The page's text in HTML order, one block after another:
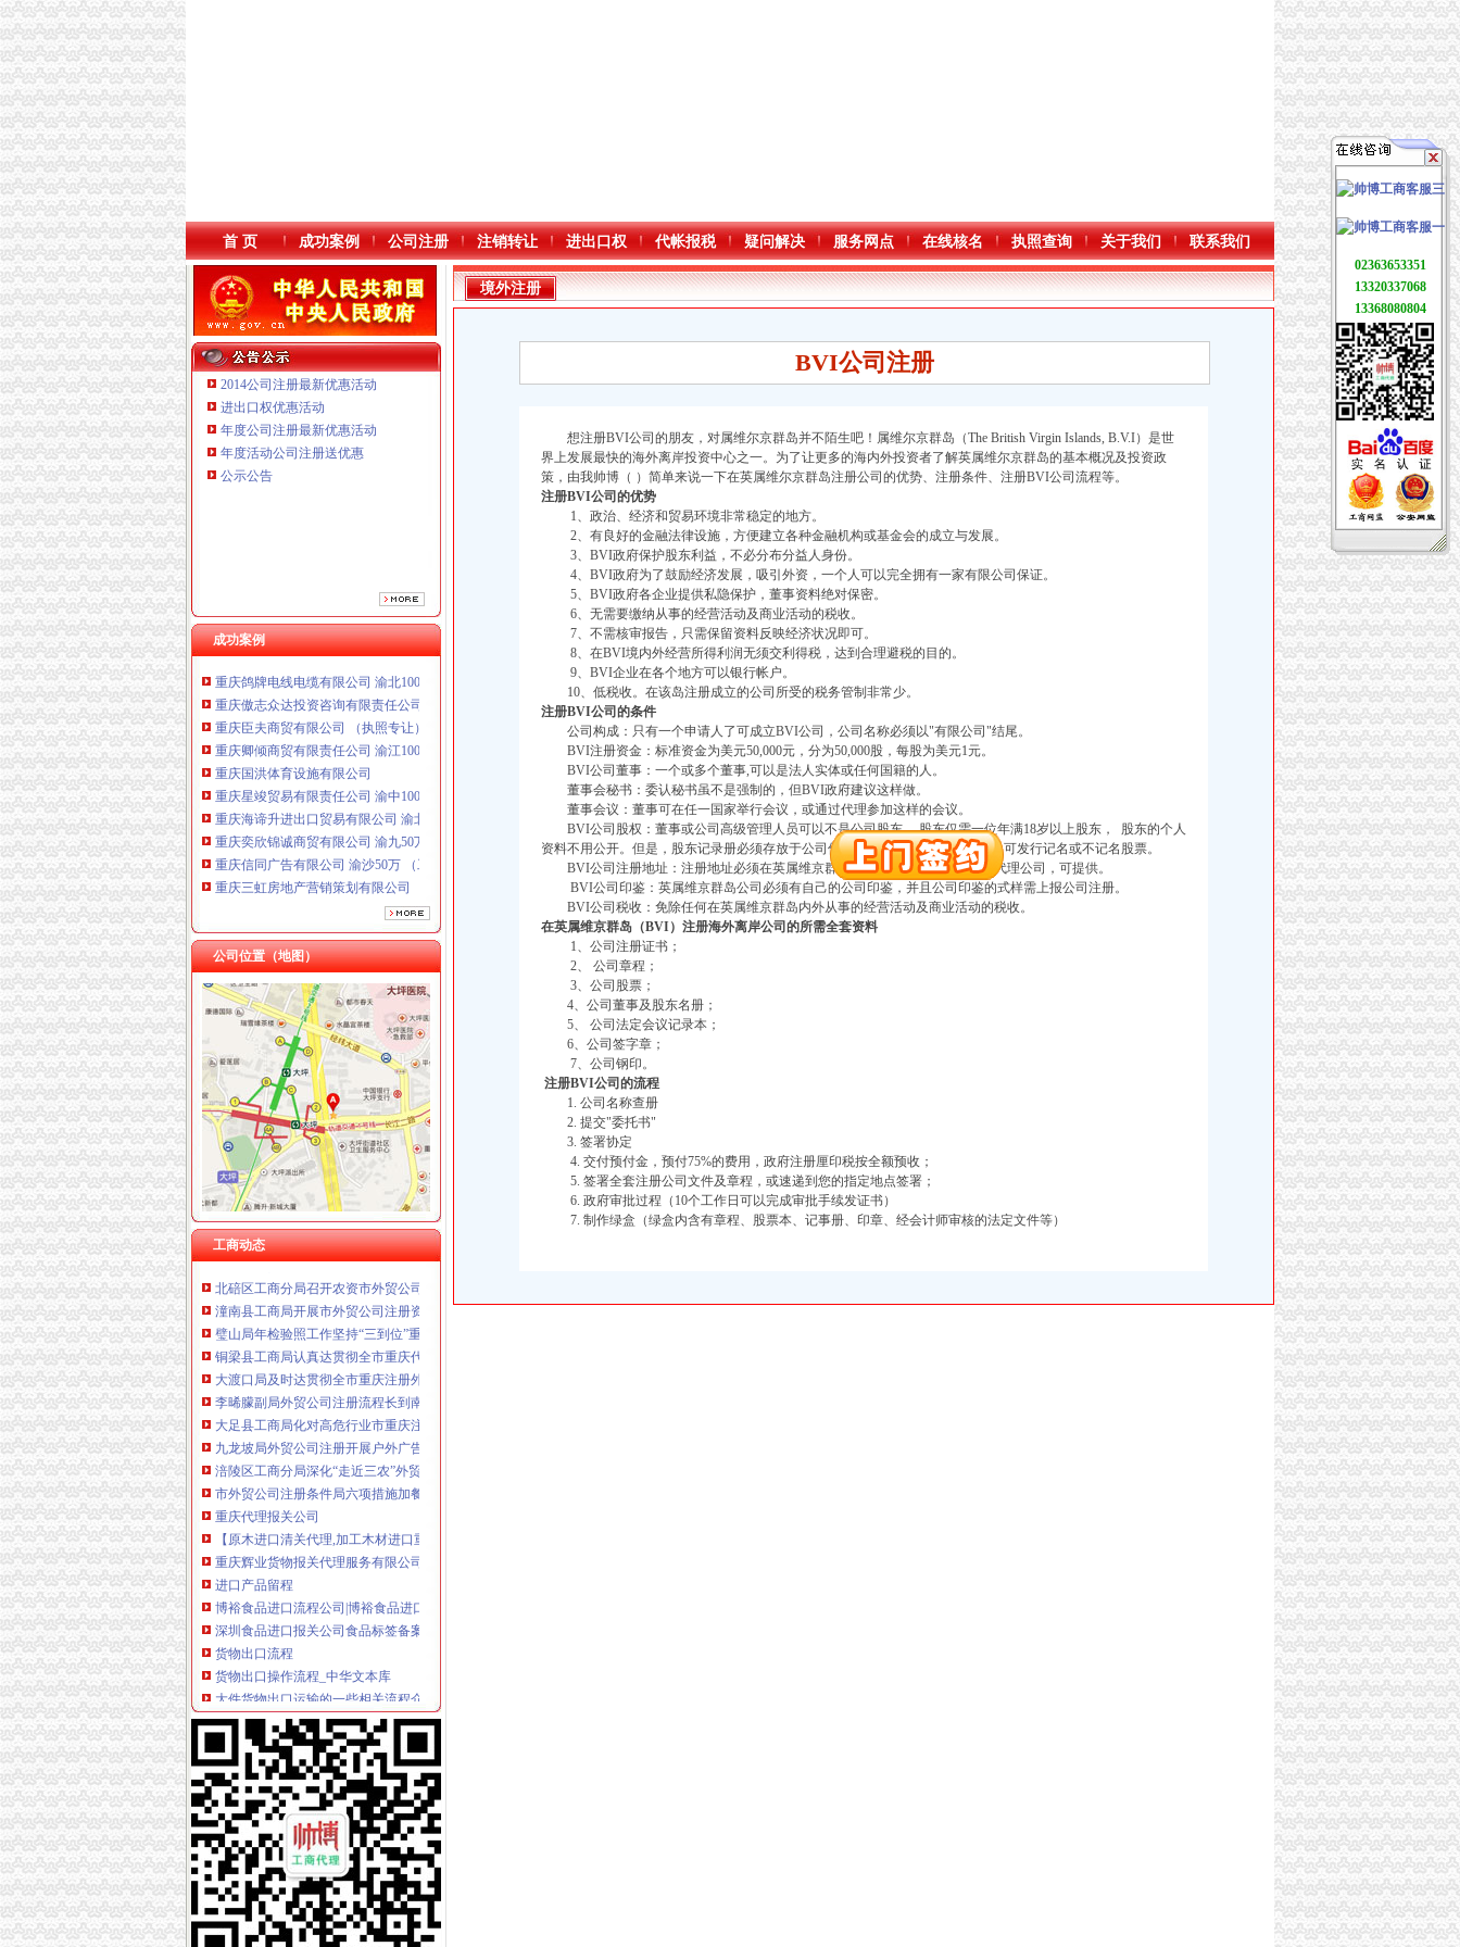
本站导航
首 页 成功案例 公司注册 注销转让 进出口权 代帐报税 疑问解决 服务网点 在线核名 执照查询 关于我们 联系我们
2014公司注册最新优惠活动
进出口权优惠活动
年度公司注册最新优惠活动
年度活动公司注册送优惠
公示公告
成功案例
重庆鸽牌电线电缆有限公司 渝北10010万 (进出口权)
重庆傲志众达投资咨询有限责任公司 渝九1000万 （增资）
重庆臣夫商贸有限公司 （执照专让）
重庆卿倾商贸有限责任公司 渝江100万 （工商注册）
重庆国洪体育设施有限公司
重庆星竣贸易有限责任公司 渝中100万 （进出口权）
重庆海谛升进出口贸易有限公司 渝北100万 （进出口权）
重庆奕欣锦诚商贸有限公司 渝九50万 （工商注册）
重庆信同广告有限公司 渝沙50万 （工商注册）
重庆三虹房地产营销策划有限公司
重庆宝鹰汽车销售有限公司
重庆鸽牌电线电缆有限公司 渝北10010万 (进出口权)
重庆傲志众达投资咨询有限责任公司 渝九1000万 （增资）
重庆臣夫商贸有限公司 （执照专让）
重庆国洪体育设施有限公司
重庆星竣贸易有限责任公司 渝中100万 （进出口权）
重庆海谛升进出口贸易有限公司 渝北100万 （进出口权）
重庆奕欣锦诚商贸有限公司 渝九50万 （工商注册）
重庆信同广告有限公司 渝沙50万 （工商注册）
重庆三虹房地产营销策划有限公司
重庆宝鹰汽车销售有限公司
公司位置（地图）
工商动态
工商动态
奉节局外贸公司注册采取三项措施加保密工作
组织人事处顺利完成1765名考生的外贸公司注册资金公务员报名工作
江津局外贸公司注册查封20吨不合格化肥
永川局“六提高”外贸公司注册资金推进和谐监管努力提高工商依法行政能力
江北局外贸公司注册流程积配合3.15成功开展现场直通车活动
市局机关妇委会要求全体女职工认真学习讨论“八荣八耻”重庆代办外贸公司荣辱观
奉节局外贸公司注册流程完善六项机制加红盾护农行动
市外贸公司注册局加快驰名商标推荐力度做好自主品牌培育工作
市外贸公司注册局召开全系统风廉政建设暨纪检监察工作会议
垫江局外贸公司注册四项措施加风廉政建设
北碚区工商分局召开农资市外贸公司注册要求场监管工作会议
潼南县工商局开展市外贸公司注册资金场紧急状态处置演习
璧山局年检验照工作坚持“三到位”重庆注册外贸公司、“三公开”
铜梁县工商局认真达贯彻全市重庆代办外贸公司工商工作会议精
大渡口局及时达贯彻全市重庆注册外贸公司工商行政管理工作会议精
李晞朦副局外贸公司注册流程长到南岸区工商分局指导工作
大足县工商局化对高危行业市重庆注册进出口公司场主体监督管理
九龙坡局外贸公司注册开展户外广告专项整迎接中国重庆西部农展会
涪陵区工商分局深化“走近三农”外贸公司注册流程活动
市外贸公司注册条件局六项措施加餐饮业纸巾监管
重庆代理报关公司
【原木进口清关代理,加工木材进口重庆报关】-万州新乡镇易登网
重庆辉业货物报关代理服务有限公司第一分公司_【信用信息_诉讼信息
进口产品留程
博裕食品进口流程公司|博裕食品进口流程公司网站
深圳食品进口报关公司食品标签备案食品报关流程食品报关资料进口
货物出口流程
货物出口操作流程_中华文本库
大件货物出口运输的一些相关流程介绍|行业资讯|宝寰集装箱运输公司
出口代理公司
合肥进出口代理公司的网站
青岛出口代理公司,纯代理无自营
海关物流公司
润衡海关物流管理系统【价格,厂家,求购,什麽品牌好】-中国制造
.润衡海关物流管理系统_企业管理软件吧_百度贴吧
海关清关公司
[华东]急！！！我的进口清关公司被海关查封了,怎么办？-报关报检-
济南邮局海关报关清关代理高清图片-济南东远国际货运代理有限公
重庆报关公司
【重庆进出口贸易公司报关重庆进出口贸易公司报关】价格_厂家_图
境外注册
BVI公司注册
想注册BVI公司的朋友，对属维尔京群岛并不陌生吧！属维尔京群岛（The British Virgin Islands, B.V.I）是世
界上发展最快的海外离岸投资中心之一。为了让更多的海内外投资者了解英属维尔京群岛的基本概况及投资政
策，由我帅博（ ）简单来说一下在英属维尔京群岛注册公司的优势、注册条件、注册BVI公司流程等。
注册BVI公司的优势
1、政治、经济和贸易环境非常稳定的地方。
2、有良好的金融法律设施，方便建立各种金融机构或基金会的成立与发展。
3、BVI政府保护股东利益，不必分布分益人身份。
4、BVI政府为了鼓励经济发展，吸引外资，一个人可以完全拥有一家有限公司保证。
5、BVI政府各企业提供私隐保护，董事资料绝对保密。
6、无需要缴纳从事的经营活动及商业活动的税收。
7、不需核审报告，只需保留资料反映经济状况即可。
8、在BVI境内外经营所得利润无须交利得税，达到合理避税的目的。
9、BVI企业在各个地方可以银行帐户。
10、低税收。在该岛注册成立的公司所受的税务管制非常少。
注册BVI公司的条件
公司构成：只有一个申请人了可成立BVI公司，公司名称必须以"有限公司"结尾。
BVI注册资金：标准资金为美元50,000元，分为50,000股，每股为美元1元。
BVI公司董事：一个或多个董事,可以是法人实体或任何国籍的人。
董事会秘书：委认秘书虽不是强制的，但BVI政府建议这样做。
董事会议：董事可在任一国家举行会议，或通过代理参加这样的会议。
BVI公司股权：董事或公司高级管理人员可以不是公司股东。 股东仅需一位年满18岁以上股东， 股东的个人
资料不用公开。但是，股东记录册必须存放于公司位于BVI的注册办事处。公司 可发行记名或不记名股票。
BVI公司注册地址：注册地址必须在英属维京群岛, ILS 是BVI政府指定一级代理公司，可提供。
BVI公司印鉴：英属维京群岛公司必须有自己的公司印鉴，并且公司印鉴的式样需上报公司注册。
BVI公司税收：免除任何在英属维京群岛内外从事的经营活动及商业活动的税收。
在英属维京群岛（BVI ）注册海外离岸公司的所需全套资料
1、公司注册证书；
2、 公司章程；
3、公司股票；
4、公司董事及股东名册；
5、 公司法定会议记录本；
6、公司签字章；
7、公司钢印。
注册BVI公司的流程
1. 公司名称查册
2. 提交"委托书"
3. 签署协定
4. 交付预付金，预付75%的费用，政府注册厘印税按全额预收；
5. 签署全套注册公司文件及章程，或速递到您的指定地点签署；
6. 政府审批过程（10个工作日可以完成审批手续发证书）
7. 制作绿盒（绿盒内含有章程、股票本、记事册、印章、经会计师审核的法定文件等）
02363653351
13320337068
13368080804